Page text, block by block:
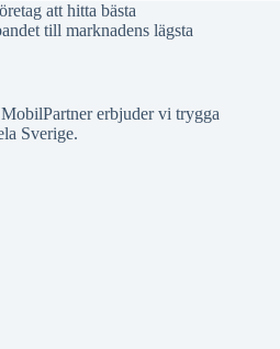
att hitta bästa
till marknadens lägsta
erbjuder vi trygga
Sverige.